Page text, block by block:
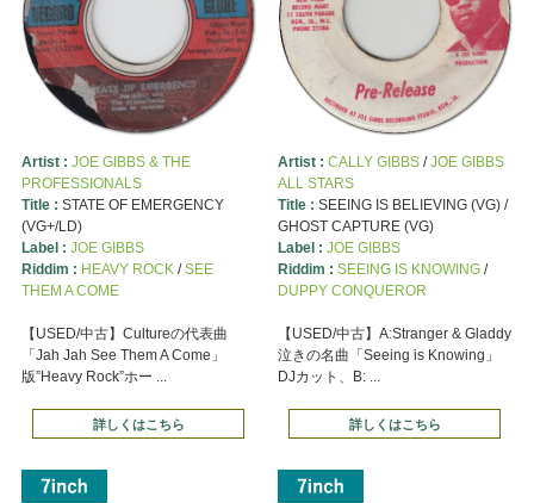
Artist : JOE GIBBS & THE
PROFESSIONALS
Title : STATE OF EMERGENCY
(VG+/LD)
Label : JOE GIBBS
Riddim : HEAVY ROCK/SEE
THEM A COME
【USED/中古】Cultureの代表曲
「Jah Jah See Them A Come」
版”Heavy Rock”ホー ...
詳しくはこちら
Artist : CALLY GIBBS/JOE GIBBS
ALL STARS
Title : SEEING IS BELIEVING (VG) /
GHOST CAPTURE (VG)
Label : JOE GIBBS
Riddim : SEEING IS KNOWING/
DUPPY CONQUEROR
【USED/中古】A:Stranger & Gladdy
泣きの名曲「Seeing is Knowing」
DJカット、B: ...
詳しくはこちら